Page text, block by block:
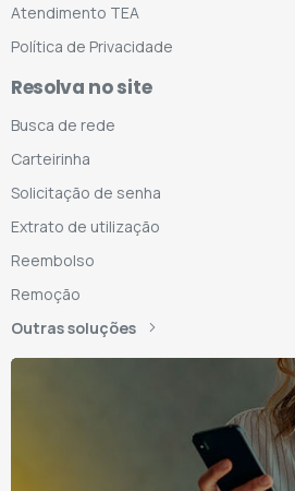
Atendimento TEA
Política de Privacidade
Resolva no site
Busca de rede
Carteirinha
Solicitação de senha
Extrato de utilização
Reembolso
Remoção
Outras soluções